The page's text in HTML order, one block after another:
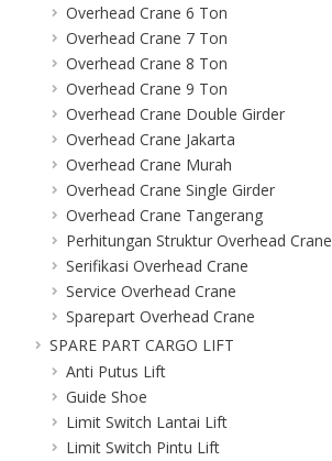
Overhead Crane 6 Ton
Overhead Crane 7 Ton
Overhead Crane 8 Ton
Overhead Crane 9 Ton
Overhead Crane Double Girder
Overhead Crane Jakarta
Overhead Crane Murah
Overhead Crane Single Girder
Overhead Crane Tangerang
Perhitungan Struktur Overhead Crane
Serifikasi Overhead Crane
Service Overhead Crane
Sparepart Overhead Crane
SPARE PART CARGO LIFT
Anti Putus Lift
Guide Shoe
Limit Switch Lantai Lift
Limit Switch Pintu Lift